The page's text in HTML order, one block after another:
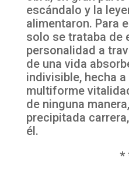
escándalo y la
alimentaron. Para
solo se trataba de
personalidad a
de una vida
indivisible, hecha
multiforme
de ninguna
precipitada
él.
*